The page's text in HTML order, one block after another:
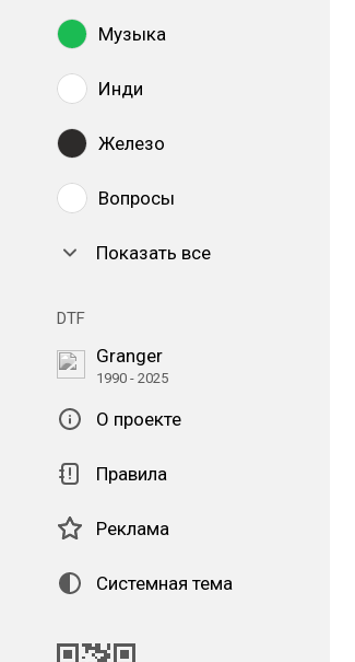
Музыка
Инди
Железо
Вопросы
Показать все
DTF
Granger
1990 - 2025
О проекте
Правила
Реклама
Системная тема